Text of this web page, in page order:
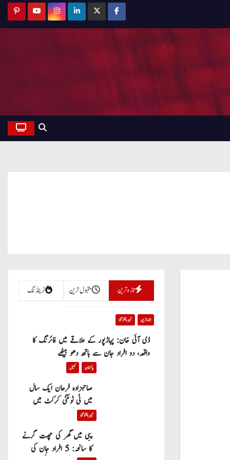
تازہ ترین مقبول ترین ٹرینڈنگ
تازہ ترین خیبر پختونخوا
ڈی آئی خان: پہاڑپور کے علاقے میں فائرنگ کا
واقعہ، دو افراد جان سے ہاتھ دھو بیٹھے
پاکستان کھیل
صاحبزادہ فرحان ایک سال
میں ٹی ٹوئنٹی کرکٹ میں
100 چھکے لگانے والے پہلے
پاکستانی بیٹر بن گئے
خیبر پختونخوا
پبی میں گھر کی چھت گرنے
کا سانحہ: 5 افراد جان کی